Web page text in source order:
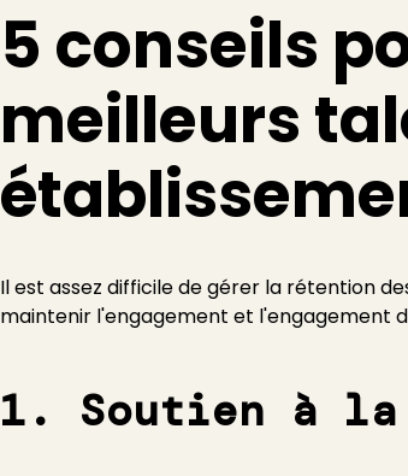
5 conseils
meilleurs
Il est assez difficile de gérer la rétention
maintenir l'engagement et l'engagement
1. Soutien à la